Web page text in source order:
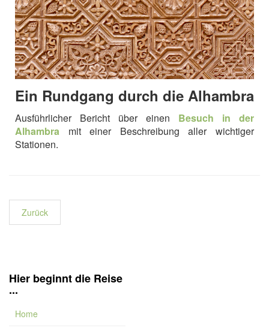
Ein Rundgang durch die Alhambra
Ausführlicher Bericht über einen Besuch in der
Alhambra mit einer Beschreibung aller wichtiger
Stationen.
Zurück
Hier beginnt die Reise
...
Home